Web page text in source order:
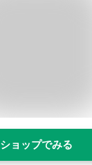
ショップでみる